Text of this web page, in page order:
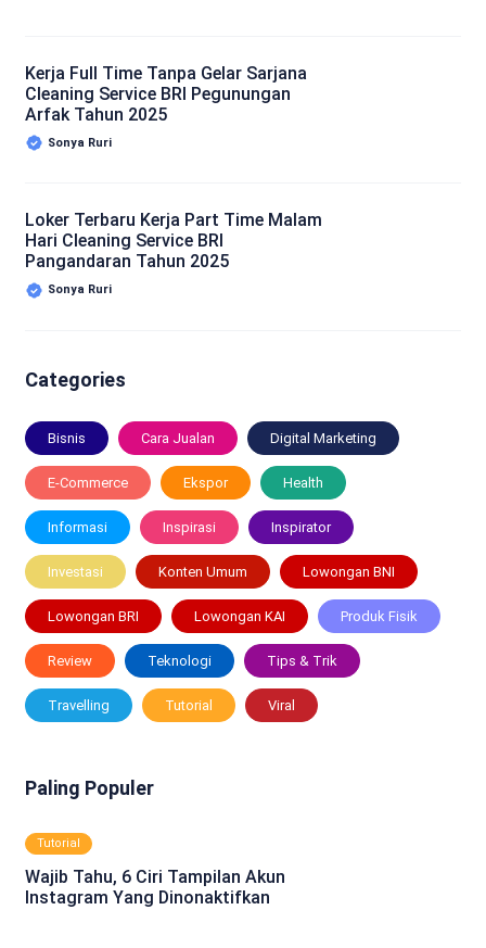
Kerja Full Time Tanpa Gelar Sarjana
Cleaning Service BRI Pegunungan
Arfak Tahun 2025
Sonya Ruri
Loker Terbaru Kerja Part Time Malam
Hari Cleaning Service BRI
Pangandaran Tahun 2025
Sonya Ruri
Categories
Bisnis Cara Jualan Digital Marketing
E-Commerce Ekspor Health
Informasi Inspirasi Inspirator
Investasi Konten Umum Lowongan BNI
Lowongan BRI Lowongan KAI Produk Fisik
Review Teknologi Tips & Trik
Travelling Tutorial Viral
Paling Populer
Tutorial
Wajib Tahu, 6 Ciri Tampilan Akun
Instagram Yang Dinonaktifkan